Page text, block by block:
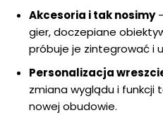
Akcesoria i tak nosimy
gier, doczepiane
próbuje je zintegrować i
Personalizacja
zmiana wyglądu i funkcji
nowej obudowie.